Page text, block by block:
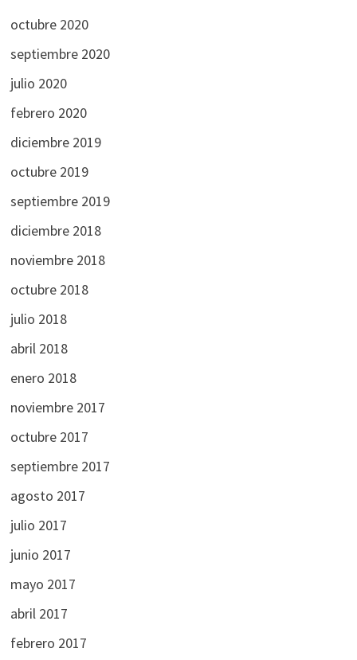
octubre 2020
septiembre 2020
julio 2020
febrero 2020
diciembre 2019
octubre 2019
septiembre 2019
diciembre 2018
noviembre 2018
octubre 2018
julio 2018
abril 2018
enero 2018
noviembre 2017
octubre 2017
septiembre 2017
agosto 2017
julio 2017
junio 2017
mayo 2017
abril 2017
febrero 2017